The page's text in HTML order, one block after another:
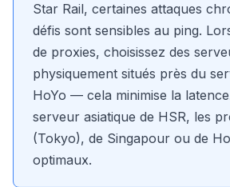
Star Rail, certaines attaques
défis sont sensibles au ping.
de proxies, choisissez des
physiquement situés près du
HoYo — cela minimise la
serveur asiatique de HSR, les
(Tokyo), de Singapour ou de
optimaux.